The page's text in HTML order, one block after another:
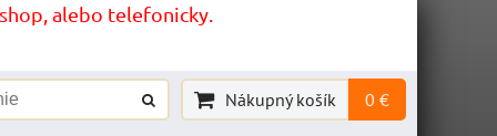
alebo telefonicky.
Nákupný košík 0 €